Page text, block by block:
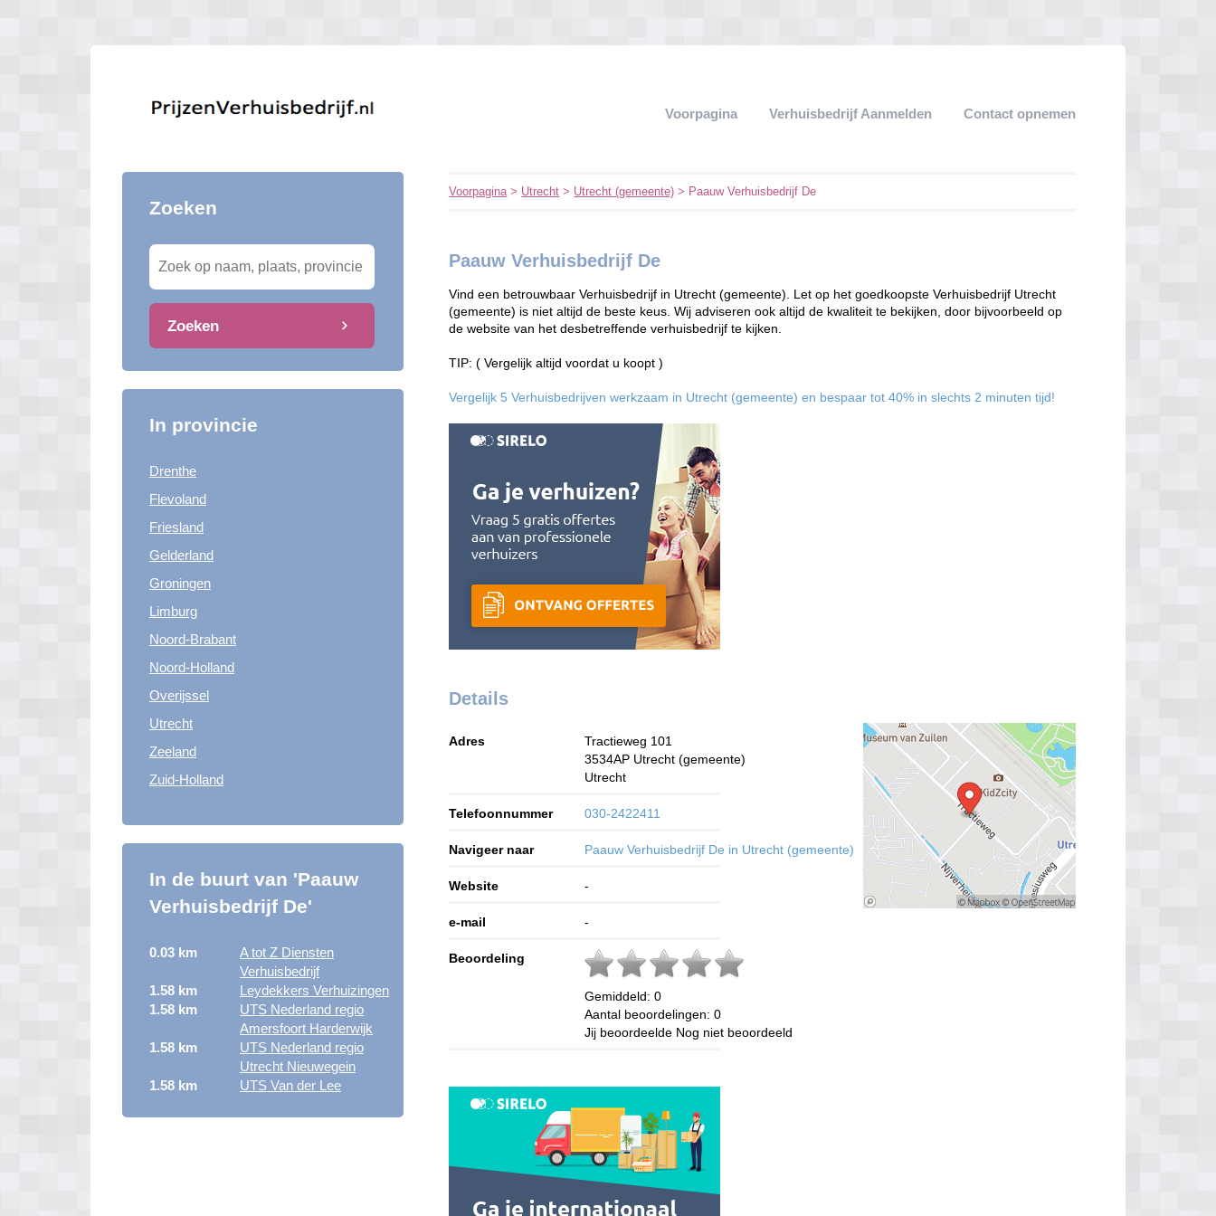
Voorpagina Verhuisbedrijf Aanmelden Contact opnemen
Zoeken
Zoeken
In provincie
Drenthe
Flevoland
Friesland
Gelderland
Groningen
Limburg
Noord-Brabant
Noord-Holland
Overijssel
Utrecht
Zeeland
Zuid-Holland
In de buurt van 'Paauw
Verhuisbedrijf De'
0.03 km
A tot Z Diensten
Verhuisbedrijf
1.58 km
Leydekkers Verhuizingen
1.58 km
UTS Nederland regio
Amersfoort Harderwijk
1.58 km
UTS Nederland regio
Utrecht Nieuwegein
1.58 km
UTS Van der Lee
Voorpagina> Utrecht > Utrecht (gemeente) > Paauw Verhuisbedrijf De
Paauw Verhuisbedrijf De
Vind een betrouwbaar Verhuisbedrijf in Utrecht (gemeente). Let op het goedkoopste Verhuisbedrijf Utrecht
(gemeente) is niet altijd de beste keus. Wij adviseren ook altijd de kwaliteit te bekijken, door bijvoorbeeld op
de website van het desbetreffende verhuisbedrijf te kijken.
TIP: ( Vergelijk altijd voordat u koopt )
Vergelijk 5 Verhuisbedrijven werkzaam in Utrecht (gemeente) en bespaar tot 40% in slechts 2 minuten tijd!
Details
Adres
Tractieweg 101
3534AP Utrecht (gemeente)
Utrecht
Telefoonnummer 030-2422411
Navigeer naar Paauw Verhuisbedrijf De in Utrecht (gemeente)
Website -
e-mail -
Beoordeling
Gemiddeld:0
Aantal beoordelingen:0
Jij beoordeelde Nog niet beoordeeld